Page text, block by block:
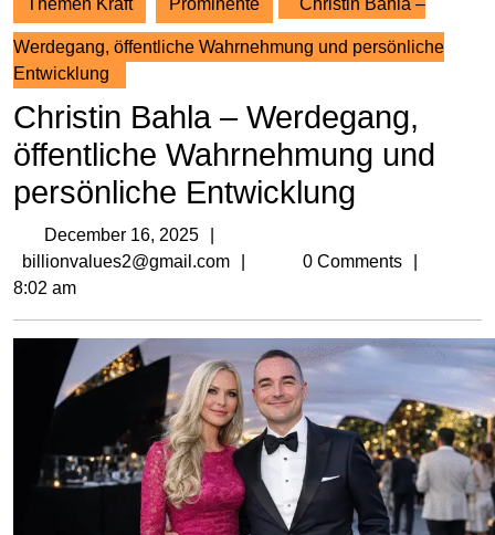
Themen Kraft Prominente Christin Bahla –
Werdegang, öffentliche Wahrnehmung und persönliche
Entwicklung
Christin Bahla – Werdegang,
öffentliche Wahrnehmung und
persönliche Entwicklung
December 16, 2025
16,
billionvalues2@gmail.com billionvalues2@gmail.com
0 Comments
8:02 am